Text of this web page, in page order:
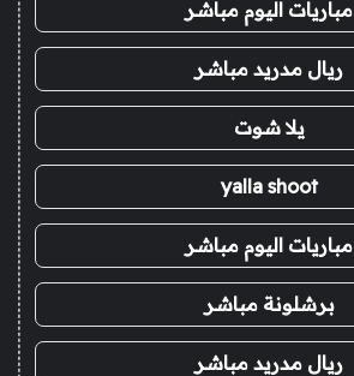
مباريات اليوم مباشر
ريال مدريد مباشر
يلا شوت
yalla shoot
مباريات اليوم مباشر
برشلونة مباشر
ريال مدريد مباشر